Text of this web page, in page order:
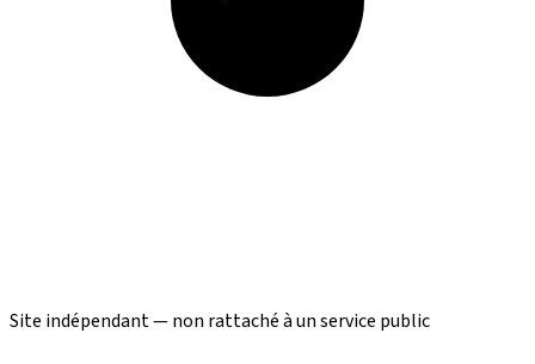
Site indépendant — non rattaché à un service public